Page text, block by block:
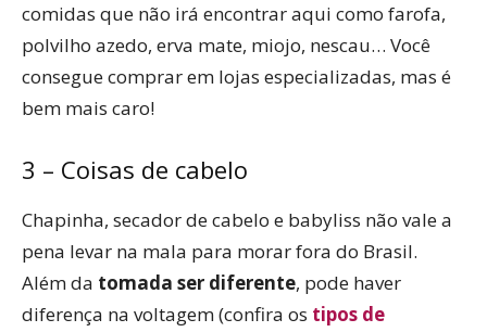
comidas que não irá encontrar aqui como farofa,
polvilho azedo, erva mate, miojo, nescau… Você
consegue comprar em lojas especializadas, mas é
bem mais caro!
3 – Coisas de cabelo
Chapinha, secador de cabelo e babyliss não vale a
pena levar na mala para morar fora do Brasil.
Além da tomada ser diferente, pode haver
diferença na voltagem (confira os tipos de